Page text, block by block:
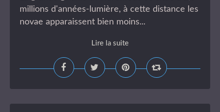
millions d'années-lumière, à cette distance les
novae apparaissent bien moins...
Lire la suite